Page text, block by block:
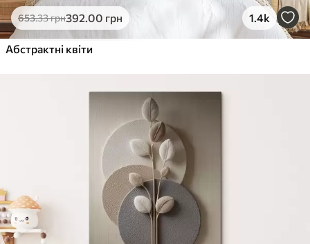
Еко-Преміум
.00грн
✓Яскраві, насичені кольори
Поверхня з текстурою полотна
653.33грн392.00 грн 1.4k
Абстрактні квіти